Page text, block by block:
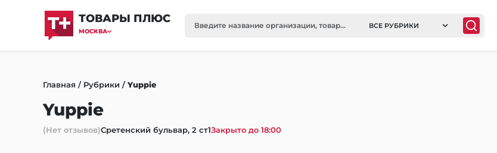
ТОВАРЫ ПЛЮС
МОСКВА
ВСЕ РУБРИКИ
Главная / Рубрики /Yuppie
Yuppie
(Нет отзывов)Сретенский бульвар, 2 ст1Закрыто до 18:00